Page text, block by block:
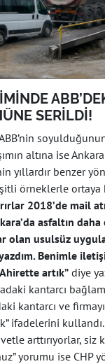
SERİLDİ!
altına ise
yıllardır benzer
örneklerle ortaya
2018’de mail
asfaltın
olan usulsüz
Benimle
artık” diye
kantarcı
kantarcı ve
ifadelerini
arttırıyorlar, siz
yorumu ise CHP